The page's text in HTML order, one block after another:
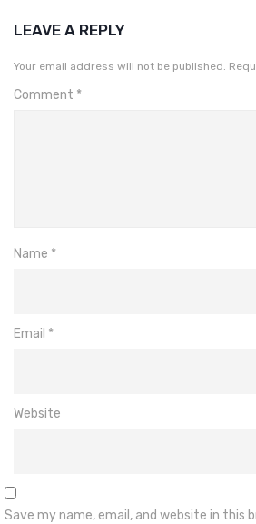
LEAVE A REPLY
Your email address will not be published.
Comment *
Name *
Email *
Website
Save my name, email, and website in this